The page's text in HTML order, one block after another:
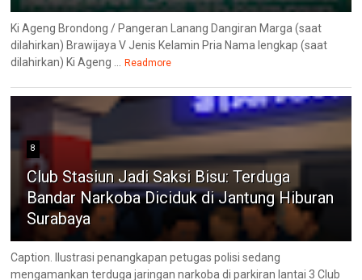
Ki Ageng Brondong / Pangeran Lanang Dangiran Marga (saat
dilahirkan) Brawijaya V Jenis Kelamin Pria Nama lengkap (saat
dilahirkan) Ki Ageng ...
Readmore
8
Club Stasiun Jadi Saksi Bisu: Terduga
Bandar Narkoba Diciduk di Jantung Hiburan
Surabaya
Caption. Ilustrasi penangkapan petugas polisi sedang
mengamankan terduga jaringan narkoba di parkiran lantai 3 Club